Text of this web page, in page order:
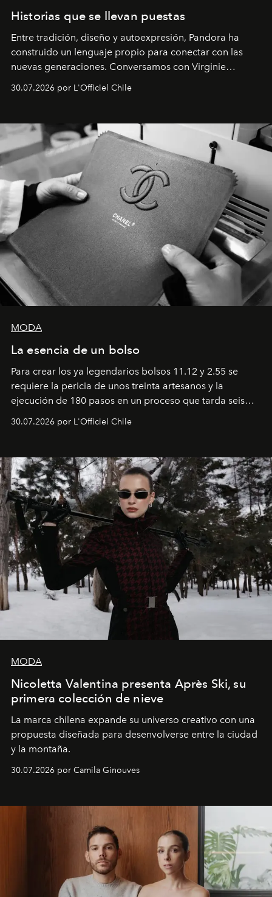
Historias que se llevan puestas
Entre tradición, diseño y autoexpresión, Pandora ha
construido un lenguaje propio para conectar con las
nuevas generaciones. Conversamos con Virginie
Latinoamérica, sobre identidad, cultura y el valor
30.07.2026 por L'Officiel Chile
MODA
La esencia de un bolso
Para crear los ya legendarios bolsos 11.12 y 2.55 se
requiere la pericia de unos treinta artesanos y la
ejecución de 180 pasos en un proceso que tarda seis
que se enseña solamente en la escuela de formación de
30.07.2026 por L'Officiel Chile
MODA
Nicoletta Valentina presenta Après Ski, su
primera colección de nieve
La marca chilena expande su universo creativo con una
propuesta diseñada para desenvolverse entre la ciudad
y la montaña.
30.07.2026 por Camila Ginouves